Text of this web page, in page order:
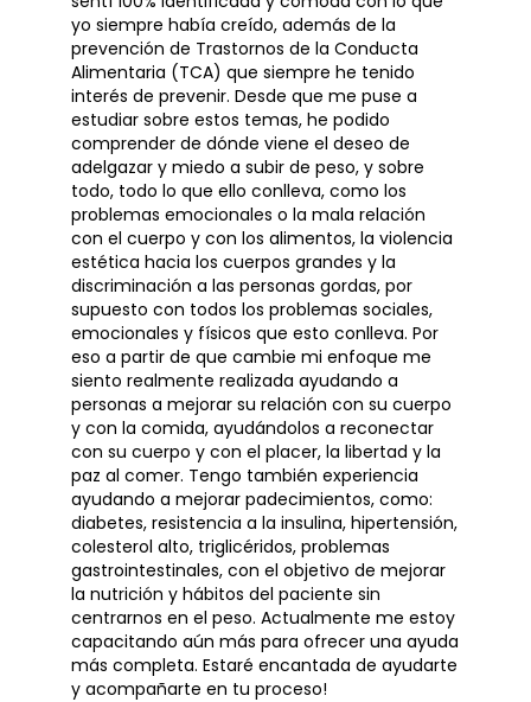
yo siempre había creído, además de la
prevención de Trastornos de la Conducta
Alimentaria (TCA) que siempre he tenido
interés de prevenir. Desde que me puse a
estudiar sobre estos temas, he podido
comprender de dónde viene el deseo de
adelgazar y miedo a subir de peso, y sobre
todo, todo lo que ello conlleva, como los
problemas emocionales o la mala relación
con el cuerpo y con los alimentos, la violencia
estética hacia los cuerpos grandes y la
discriminación a las personas gordas, por
supuesto con todos los problemas sociales,
emocionales y físicos que esto conlleva. Por
eso a partir de que cambie mi enfoque me
siento realmente realizada ayudando a
personas a mejorar su relación con su cuerpo
y con la comida, ayudándolos a reconectar
con su cuerpo y con el placer, la libertad y la
paz al comer. Tengo también experiencia
ayudando a mejorar padecimientos, como:
diabetes, resistencia a la insulina, hipertensión,
colesterol alto, triglicéridos, problemas
gastrointestinales, con el objetivo de mejorar
la nutrición y hábitos del paciente sin
centrarnos en el peso. Actualmente me estoy
capacitando aún más para ofrecer una ayuda
más completa. Estaré encantada de ayudarte
y acompañarte en tu proceso!